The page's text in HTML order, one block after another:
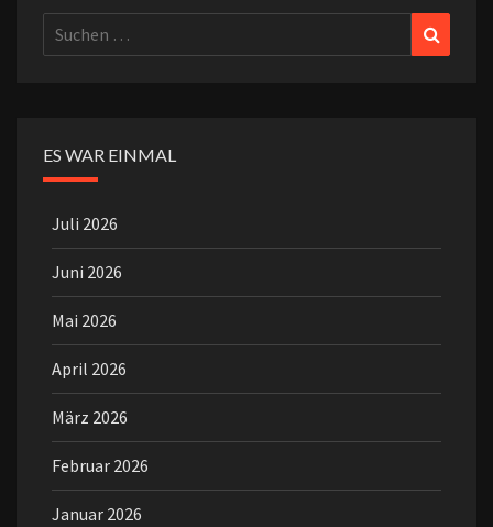
Suchen
nach:
ES WAR EINMAL
Juli 2026
Juni 2026
Mai 2026
April 2026
März 2026
Februar 2026
Januar 2026